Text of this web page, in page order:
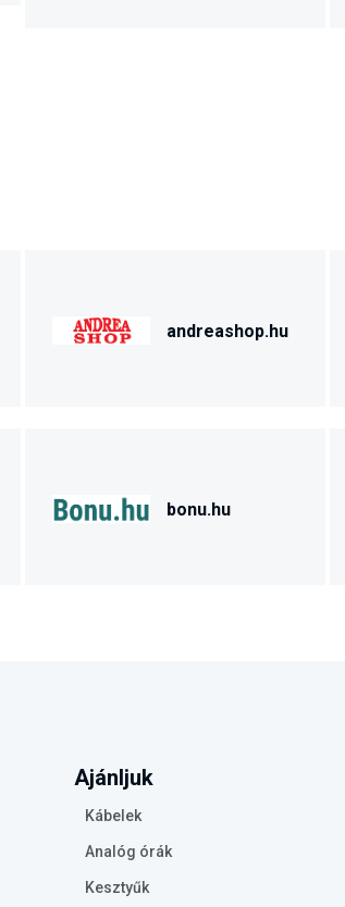
andreashop.hu
bonu.hu
Ajánljuk
Kábelek
Analóg órák
Kesztyűk